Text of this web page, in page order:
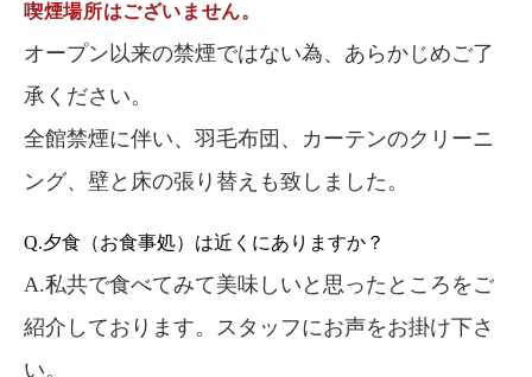
喫煙場所はございません。
オープン以来の禁煙ではない為、あらかじめご了
承ください。
全館禁煙に伴い、羽毛布団、カーテンのクリーニ
ング、壁と床の張り替えも致しました。
Q.夕食（お食事処）は近くにありますか？
A.私共で食べてみて美味しいと思ったところをご
紹介しております。スタッフにお声をお掛け下さ
い。